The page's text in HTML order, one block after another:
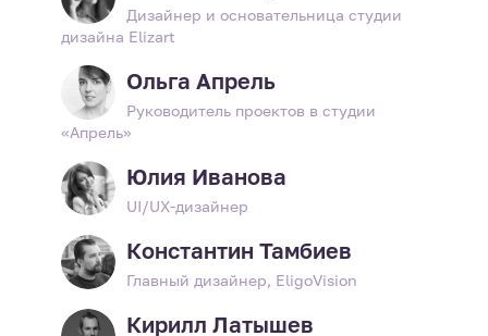
Дизайнер и основательница студии
дизайна Elizart
Ольга Апрель
Руководитель проектов в студии
«Апрель»
Юлия Иванова
UI/UX-дизайнер
Константин Тамбиев
Главный дизайнер, EligoVision
Кирилл Латышев